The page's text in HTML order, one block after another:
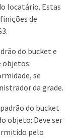
locatário. Estas
de
do bucket e
objetos:
se
da grade.
do bucket
objeto: Deve ser
pelo